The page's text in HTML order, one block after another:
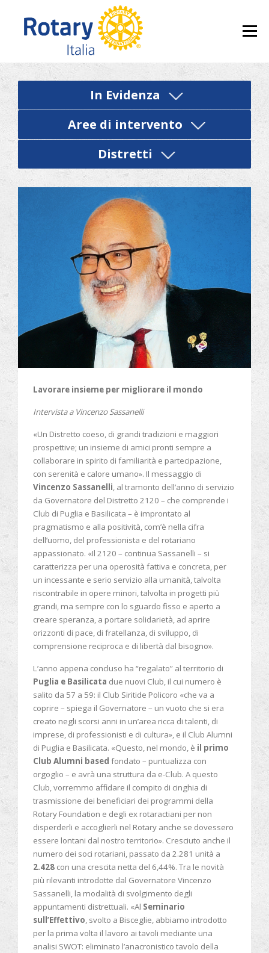
Menu
In Evidenza
Aree di intervento
Distretti
Lavorare insieme per migliorare il mondo
Intervista a Vincenzo Sassanelli
«Un Distretto coeso, di grandi tradizioni e maggiori
prospettive; un insieme di amici pronti sempre a
collaborare in spirito di familiarità e partecipazione,
con serenità e calore umano». Il messaggio di
Vincenzo Sassanelli, al tramonto dell’anno di servizio
da Governatore del Distretto 2120 – che comprende i
Club di Puglia e Basilicata – è improntato al
pragmatismo e alla positività, com’è nella cifra
dell’uomo, del professionista e del rotariano
appassionato. «Il 2120 – continua Sassanelli – si
caratterizza per una operosità fattiva e concreta, per
un incessante e serio servizio alla umanità, talvolta
riscontrabile in opere minori, talvolta in progetti più
grandi, ma sempre con lo sguardo fisso e aperto a
creare speranza, a portare solidarietà, ad aprire
orizzonti di pace, di fratellanza, di sviluppo, di
comprensione reciproca e di libertà dal bisogno».
L’anno appena concluso ha “regalato” al territorio di
Puglia e Basilicata due nuovi Club, il cui numero è
salito da 57 a 59: il Club Siritide Policoro «che va a
coprire – spiega il Governatore – un vuoto che si era
creato negli scorsi anni in un’area ricca di talenti, di
imprese, di professionisti e di cultura», e il Club Alumni
di Puglia e Basilicata. «Questo, nel mondo, è il primo
Club Alumni based fondato – puntualizza con
orgoglio – e avrà una struttura da e-Club. A questo
Club, vorremmo affidare il compito di cinghia di
trasmissione dei beneficiari dei programmi della
Rotary Foundation e degli ex rotaractiani per non
disperderli e accoglierli nel Rotary anche se dovessero
essere lontani dal nostro territorio». Cresciuto anche il
numero dei soci rotariani, passato da 2.281 unità a
2.428 con una crescita netta del 6,44%. Tra le novità
più rilevanti introdotte dal Governatore Vincenzo
Sassanelli, la modalità di svolgimento degli
appuntamenti distrettuali. «Al Seminario
sull’Effettivo, svolto a Bisceglie, abbiamo introdotto
per la prima volta il lavoro ai tavoli mediante una
analisi SWOT: eliminato l’anacronistico tavolo della